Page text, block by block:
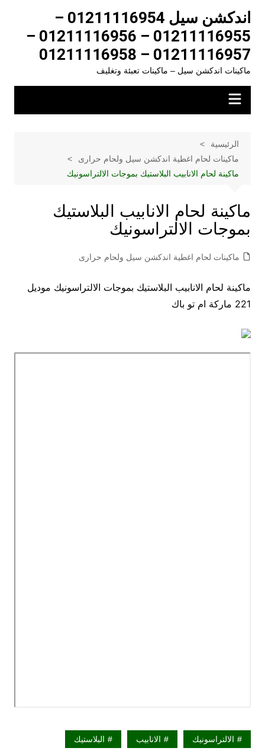
المحتوى
اندكشن سيل 01211116954 –
01211116955 – 01211116956 –
01211116957 – 01211116958
ماكينات اندكشن سيل – ماكينات تعبئة وتغليف
الرئيسية
ماكينات لحام اغطية اندكشن سيل ولحام حرارى
ماكينة لحام الانابيب البلاستيك بموجات الالتراسونيك
ماكينة لحام الانابيب البلاستيك
بموجات الالتراسونيك
ماكينات لحام اغطية اندكشن سيل ولحام حرارى
ماكينة لحام الانابيب البلاستيك بموجات الالتراسونيك موديل
221 ماركة ام تو باك
الالتراسونيك الانابيب البلاستيك